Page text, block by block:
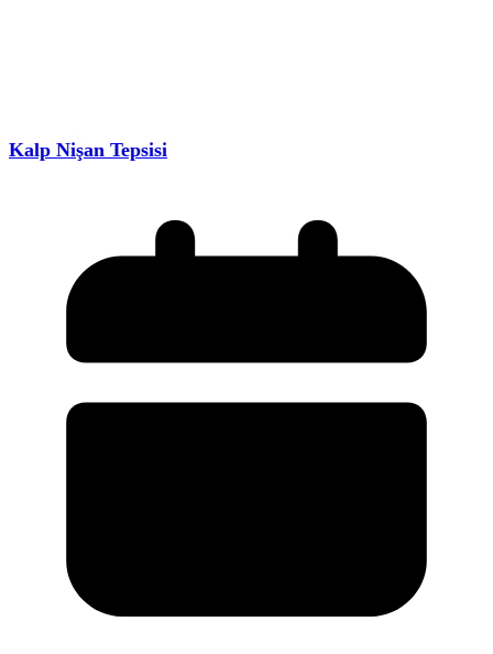
Kalp Nişan Tepsisi